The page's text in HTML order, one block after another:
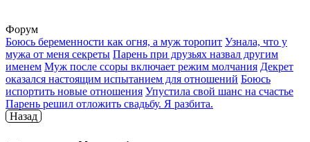
Форум
Боюсь беременности как огня, а муж торопит Узнала, что у
мужа от меня секреты Парень при друзьях назвал другим
именем Муж после ссоры включает режим молчания Декрет
оказался настоящим испытанием для отношений Боюсь
испортить новые отношения Упустила свой шанс на счастье
Парень решил отложить свадьбу. Я разбита.
Назад